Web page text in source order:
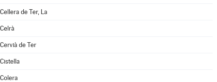
Cellera de Ter, La
Celrà
Cervià de Ter
Cistella
Colera